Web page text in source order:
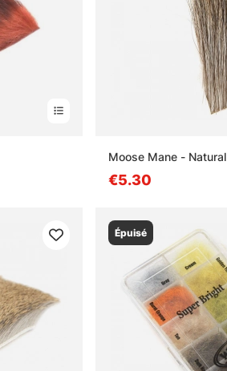
Moose Mane - Natural
€5.30
Épuisé